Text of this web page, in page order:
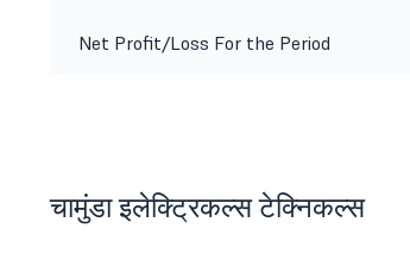
Net Profit/Loss For the Period
चामुंडा इलेक्ट्रिकल्स टेक्निकल्स